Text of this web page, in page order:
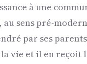
à une
sens pré-
par ses
vie et il en